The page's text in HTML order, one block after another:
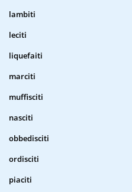
lambiti
leciti
liquefaiti
marciti
muffisciti
nasciti
obbedisciti
ordisciti
piaciti